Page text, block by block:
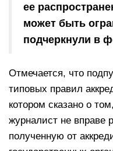
ее
может быть
подчеркнули в
Отмечается, что
типовых правил
котором сказано о
журналист не вправе
полученную от